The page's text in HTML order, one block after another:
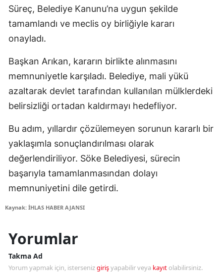
Süreç, Belediye Kanunu’na uygun şekilde
tamamlandı ve meclis oy birliğiyle kararı
onayladı.
Başkan Arıkan, kararın birlikte alınmasını
memnuniyetle karşıladı. Belediye, mali yükü
azaltarak devlet tarafından kullanılan mülklerdeki
belirsizliği ortadan kaldırmayı hedefliyor.
Bu adım, yıllardır çözülemeyen sorunun kararlı bir
yaklaşımla sonuçlandırılması olarak
değerlendiriliyor. Söke Belediyesi, sürecin
başarıyla tamamlanmasından dolayı
memnuniyetini dile getirdi.
Kaynak: İHLAS HABER AJANSI
Yorumlar
Takma Ad
Yorum yapmak için, istersenizgirişyapabilir veya kayıt olabilirsiniz.